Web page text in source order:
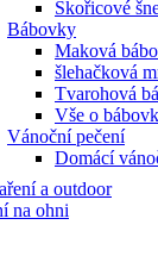
Skořicové
Bábovky
Maková
šlehačková
Tvarohová
Vše o
Vánoční pečení
Domácí
a outdoor
na ohni